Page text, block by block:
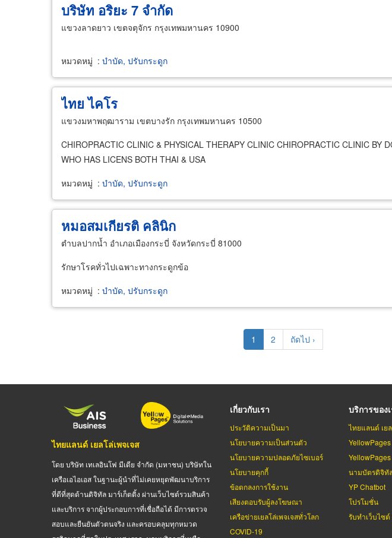
บริษัท อริยะ 7 จำกัด
แขวงลาดยาว เขตจตุจักร กรุงเทพมหานคร 10900
หมวดหมู่ : บำบัด, ปรับกระดูก
ไทย ไคโร
แขวงมหาพฤฒาราม เขตบางรัก กรุงเทพมหานคร 10500
CHIROPRACTIC CLINIC & PHYSICAL THERAPY CLINIC CHIROPRACTIC CLINIC BY
WHO HAS LICENS BOTH THAI & USA
หมวดหมู่ : บำบัด, ปรับกระดูก
หมอสมเกียรติ คลินิก
ตำบลปากน้ำ อำเภอเมืองกระบี่ จังหวัดกระบี่ 81000
รักษาโรคทั่วไปเฉพาะทางกระดูกข้อ
หมวดหมู่ : บำบัด, ปรับกระดูก
Current
page
1 Page
2
Next
page
ถัดไป ›
ไทยแลนด์ เยลโล่เพจเจส
โดย บริษัท เทเลอินโฟ มีเดีย จำกัด (มหาชน) บริษัทใน
เครือเอไอเอส ในฐานะผู้นำที่ไม่เคยหยุดพัฒนาบริการ
ที่ดีที่สุดด้านดิจิทัล มาร์เก็ตติ้ง ผ่านเว็บไซต์รวมสินค้า
และบริการ จากผู้ประกอบการที่เชื่อถือได้ มีการตรวจ
สอบและยืนยันตัวตนจริง และครอบคลุมทุกหมวด
เกี่ยวกับเรา
ประวัติความเป็นมา
นโยบายความเป็นส่วนตัว
นโยบายความปลอดภัยไซเบอร์
นโยบายคุกกี้
ข้อตกลงการใช้งาน
เสียงตอบรับผู้ลงโฆษณา
เครือข่ายเยลโล่เพจเจสทั่วโลก
COVID-19
บริการของ
ไทยแลนด์ เย
นามบัตรดิจิทั
YP Chatbot
โปรโมชั่น
รับทำเว็บไซต์